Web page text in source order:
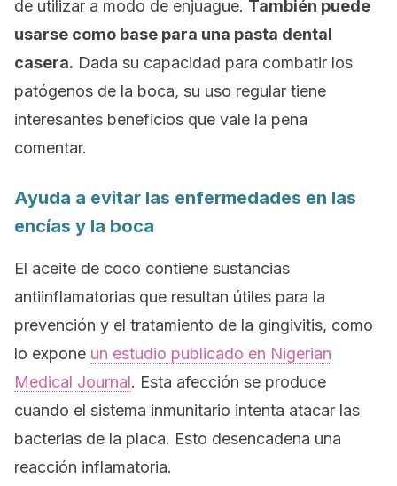
de utilizar a modo de enjuague. También puede
usarse como base para una pasta dental
casera. Dada su capacidad para combatir los
patógenos de la boca, su uso regular tiene
interesantes beneficios que vale la pena
comentar.
Ayuda a evitar las enfermedades en las
encías y la boca
El aceite de coco contiene sustancias
antiinflamatorias que resultan útiles para la
prevención y el tratamiento de la gingivitis, como
lo expone un estudio publicado en Nigerian
Medical Journal. Esta afección se produce
cuando el sistema inmunitario intenta atacar las
bacterias de la placa. Esto desencadena una
reacción inflamatoria.